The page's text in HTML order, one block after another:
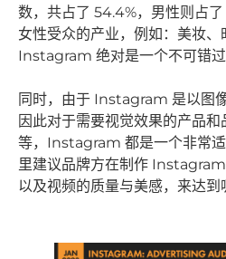
数，共占了 54.4%，男性则占
女性受众的产业，例如：美妆、
Instagram 绝对是一个不可错过
同时，由于 Instagram 是以图
因此对于需要视觉效果的产品
等，Instagram 都是一个非常
里建议品牌方在制作
以及视频的质量与美感，来达到